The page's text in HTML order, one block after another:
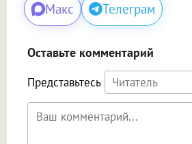
Макс Телеграм
Оставьте комментарий
Представьтесь